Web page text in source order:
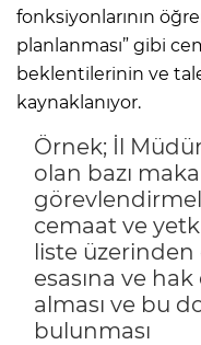
fonksiyonlarının
planlanması” gibi
beklentilerinin ve
kaynaklanıyor.
Örnek; İl
olan bazı
cemaat ve
liste üzerinden
esasına ve
alması ve bu
bulunması